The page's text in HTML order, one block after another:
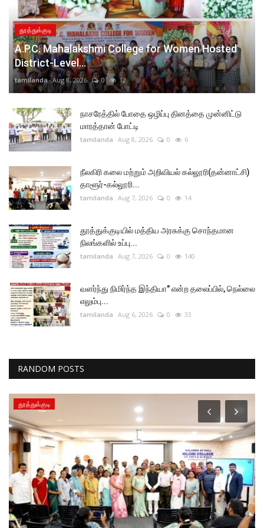
தூத்துக்குடி
A.P.C. Mahalakshmi College for Women Hosted
District-Level...
tamilanda Aug 8, 2026 0 12
நாசரேத்தில் போதை ஒழிப்பு தினத்தை முன்னிட்டு
மாரத்தான் போட்டி
tamilanda Aug 8, 2026 0 6
நீலகிரி கலை மற்றும் அறிவியல் கல்லூரி(தன்னாட்சி)
தாளூர்-கல்லூரி...
tamilanda Aug 7, 2026 0 14
தூத்துக்குடியில் மத்திய அரசுக்கு சொந்தமான
நிலங்களில் உப்பு...
tamilanda Aug 7, 2026 0 140
வளர்ந்து நிமிர்ந்த இந்தியா" என்ற தலைப்பில், நெல்லை
எலும்பு...
tamilanda Aug 6, 2026 0 33
RANDOM POSTS
தூத்துக்குடி